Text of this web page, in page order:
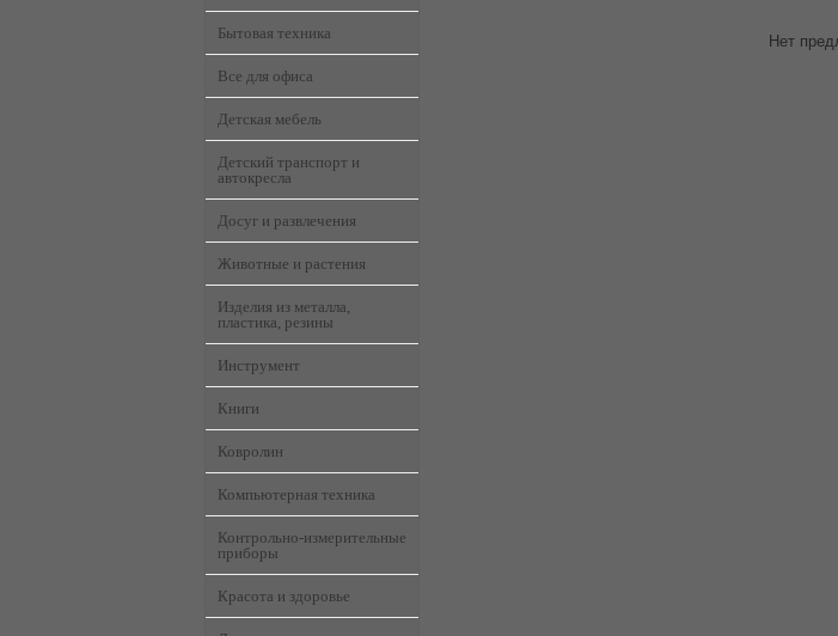
Бытовая техника
Все для офиса
Детская мебель
Детский транспорт и
автокресла
Досуг и развлечения
Животные и растения
Изделия из металла,
пластика, резины
Инструмент
Книги
Ковролин
Компьютерная техника
Контрольно-измерительные
приборы
Красота и здоровье
Нет